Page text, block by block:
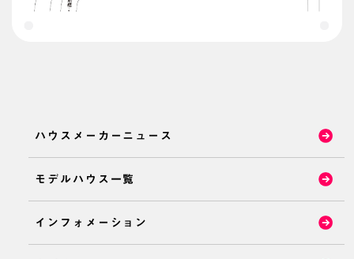
ハウスメーカーニュース
モデルハウス一覧
インフォメーション